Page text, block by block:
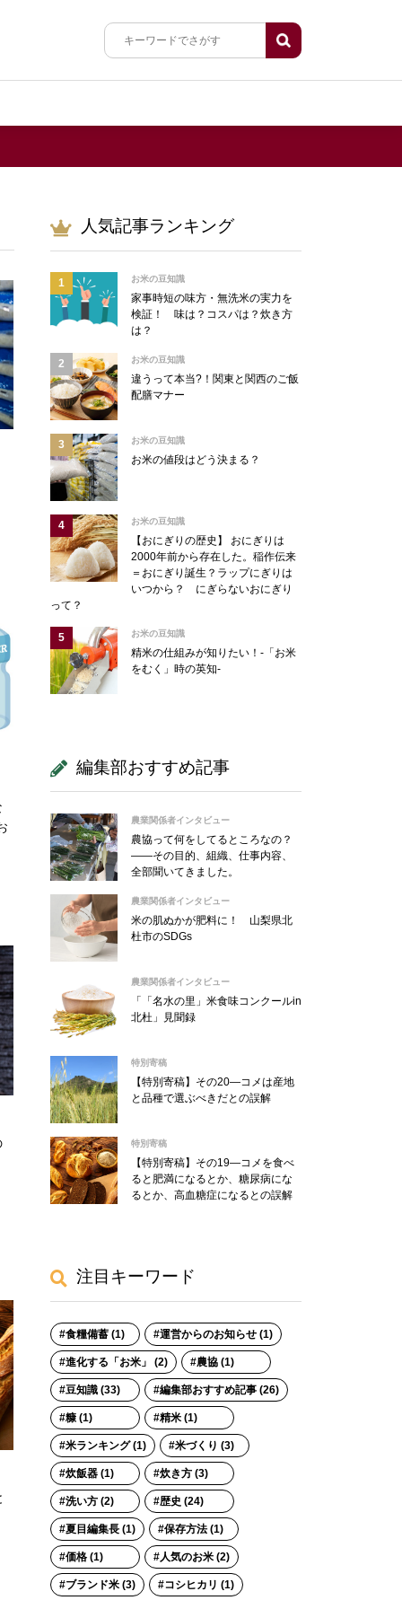
人気記事ランキング
お米の豆知識
家事時短の味方・無洗米の実力を
検証！ 味は？コスパは？炊き方
は？
お米の豆知識
違うって本当?！関東と関西のご飯
配膳マナー
お米の豆知識
お米の値段はどう決まる？
お米の豆知識
【おにぎりの歴史】 おにぎりは
2000年前から存在した。稲作伝来
＝おにぎり誕生？ラップにぎりは
いつから？ にぎらないおにぎり
って？
お米の豆知識
精米の仕組みが知りたい！-「お米
をむく」時の英知-
編集部おすすめ記事
農業関係者インタビュー
農協って何をしてるところなの？
――その目的、組織、仕事内容、
全部聞いてきました。
農業関係者インタビュー
米の肌ぬかが肥料に！ 山梨県北
杜市のSDGs
農業関係者インタビュー
「「名水の里」米食味コンクールin
北杜」見聞録
特別寄稿
【特別寄稿】その20―コメは産地
と品種で選ぶべきだとの誤解
特別寄稿
【特別寄稿】その19―コメを食べ
ると肥満になるとか、糖尿病にな
るとか、高血糖症になるとの誤解
注目キーワード
食糧備蓄 (1) 運営からのお知らせ (1)
進化する「お米」 (2) 農協 (1)
豆知識 (33) 編集部おすすめ記事 (26)
糠 (1) 精米 (1)
米ランキング (1) 米づくり (3)
炊飯器 (1) 炊き方 (3)
洗い方 (2) 歴史 (24)
夏目編集長 (1) 保存方法 (1)
価格 (1) 人気のお米 (2)
ブランド米 (3) コシヒカリ (1)